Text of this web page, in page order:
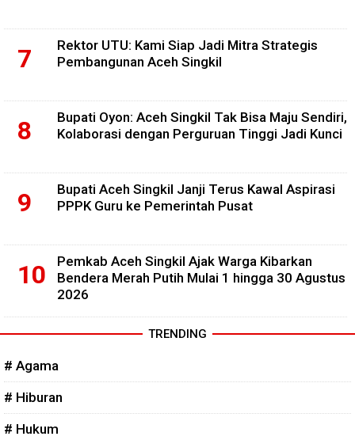
Rektor UTU: Kami Siap Jadi Mitra Strategis
Pembangunan Aceh Singkil
Bupati Oyon: Aceh Singkil Tak Bisa Maju Sendiri,
Kolaborasi dengan Perguruan Tinggi Jadi Kunci
Bupati Aceh Singkil Janji Terus Kawal Aspirasi
PPPK Guru ke Pemerintah Pusat
Pemkab Aceh Singkil Ajak Warga Kibarkan
Bendera Merah Putih Mulai 1 hingga 30 Agustus
2026
TRENDING
# Agama
# Hiburan
# Hukum